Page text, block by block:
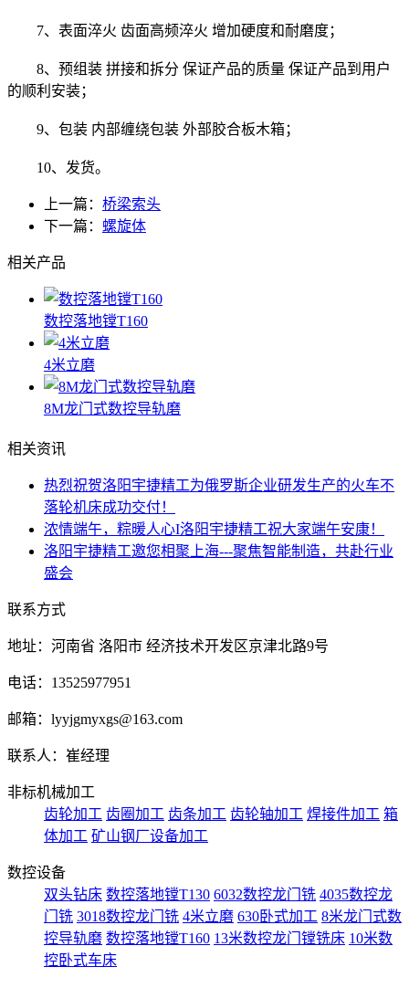
7、表面淬火 齿面高频淬火 增加硬度和耐磨度；
8、预组装 拼接和拆分 保证产品的质量 保证产品到用户
的顺利安装；
9、包装 内部缠绕包装 外部胶合板木箱；
10、发货。
上一篇： 桥梁索头
下一篇： 螺旋体
相关产品
数控落地镗T160
4米立磨
8M龙门式数控导轨磨
相关资讯
热烈祝贺洛阳宇捷精工为俄罗斯企业研发生产的火车不
落轮机床成功交付！
浓情端午，粽暖人心I洛阳宇捷精工祝大家端午安康！
洛阳宇捷精工邀您相聚上海---聚焦智能制造，共赴行业
盛会
联系方式
地址：河南省 洛阳市 经济技术开发区京津北路9号
电话：13525977951
邮箱：lyyjgmyxgs@163.com
联系人：崔经理
非标机械加工
齿轮加工 齿圈加工 齿条加工 齿轮轴加工 焊接件加工 箱
体加工 矿山钢厂设备加工
数控设备
双头钻床 数控落地镗T130 6032数控龙门铣 4035数控龙
门铣 3018数控龙门铣 4米立磨 630卧式加工 8米龙门式数
控导轨磨 数控落地镗T160 13米数控龙门镗铣床 10米数
控卧式车床